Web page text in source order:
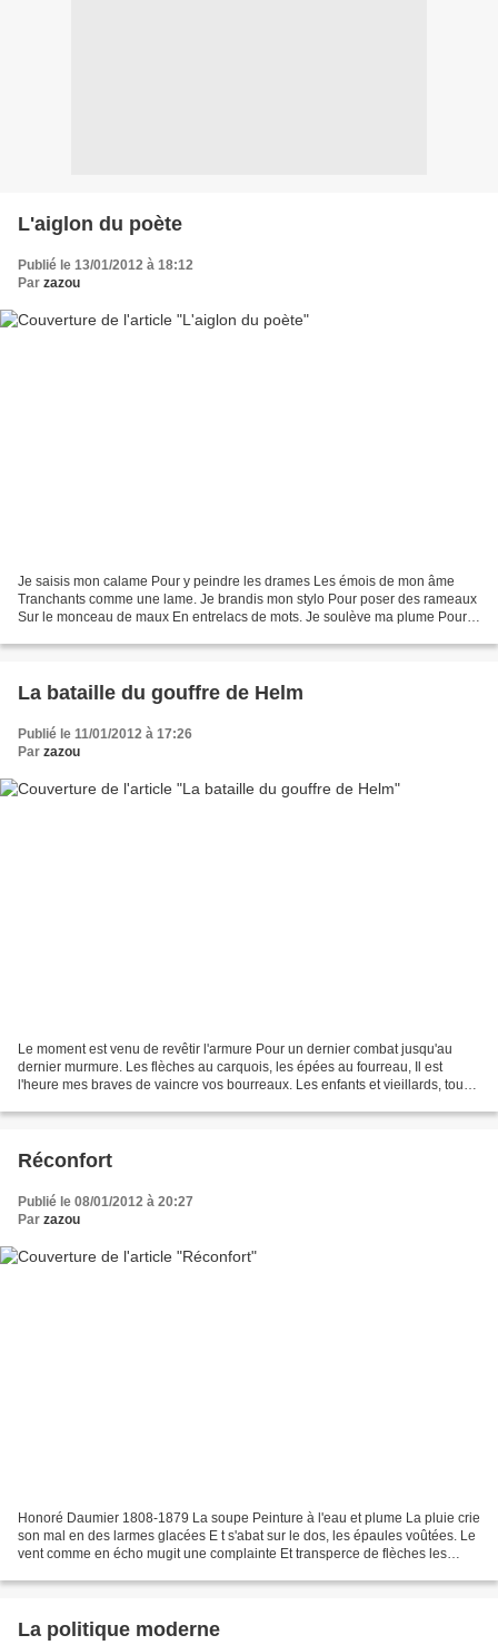
L'aiglon du poète
Publié le 13/01/2012 à 18:12
Par zazou
Je saisis mon calame Pour y peindre les drames Les émois de mon âme
Tranchants comme une lame. Je brandis mon stylo Pour poser des rameaux
Sur le monceau de maux En entrelacs de mots. Je soulève ma plume Pour
La bataille du gouffre de Helm
Publié le 11/01/2012 à 17:26
Par zazou
Le moment est venu de revêtir l'armure Pour un dernier combat jusqu'au
dernier murmure. Les flèches au carquois, les épées au fourreau, Il est
l'heure mes braves de vaincre vos bourreaux. Les enfants et vieillards, tous
Réconfort
Publié le 08/01/2012 à 20:27
Par zazou
Honoré Daumier 1808-1879 La soupe Peinture à l'eau et plume La pluie crie
son mal en des larmes glacées E t s'abat sur le dos, les épaules voûtées. Le
vent comme en écho mugit une complainte Et transperce de flèches les
La politique moderne